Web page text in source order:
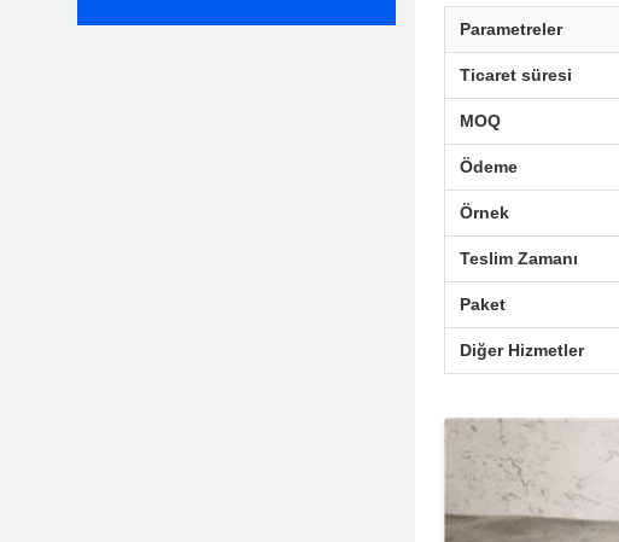
Parametreler
Ticaret süresi
MOQ
Ödeme
Örnek
Teslim Zamanı
Paket
Diğer Hizmetler